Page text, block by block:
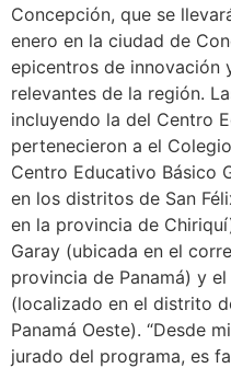
Concepción, que se
enero en la ciudad de
epicentros de innovación
relevantes de la región.
incluyendo la del Centro
pertenecieron a el
Centro Educativo Básico
en los distritos de San
en la provincia de
Garay (ubicada en el
provincia de Panamá) y
(localizado en el distrito
Panamá Oeste). “Desde
jurado del programa, es